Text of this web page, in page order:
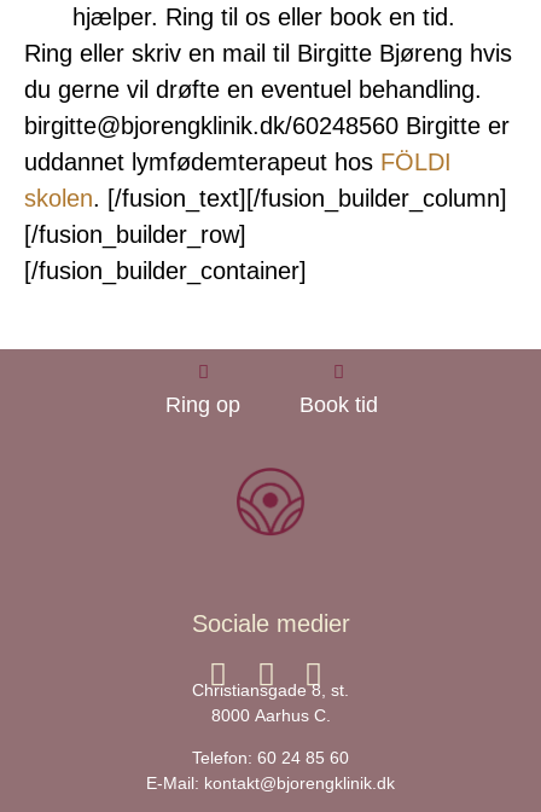
hjælper. Ring til os eller book en tid.
Ring eller skriv en mail til Birgitte Bjøreng hvis
du gerne vil drøfte en eventuel behandling.
birgitte@bjorengklinik.dk/60248560 Birgitte er
uddannet lymfødemterapeut hos FÖLDI
skolen. [/fusion_text][/fusion_builder_column]
[/fusion_builder_row]
[/fusion_builder_container]
Ring op Book tid
Sociale medier
Christiansgade 8, st.
8000 Aarhus C.
Telefon: 60 24 85 60
E-Mail: kontakt@bjorengklinik.dk